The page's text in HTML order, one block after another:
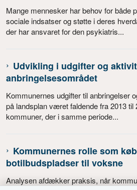
Mange mennesker har behov for både
sociale indsatser og støtte i deres
der har ansvaret for den psykiatris...
Udvikling i udgifter og
anbringelsesområdet
Kommunernes udgifter til anbringelser
på landsplan været faldende fra 2013 til
kommuner, der i samme periode...
Kommunernes rolle som
botilbudspladser til voksne
Analysen afdækker praksis, når